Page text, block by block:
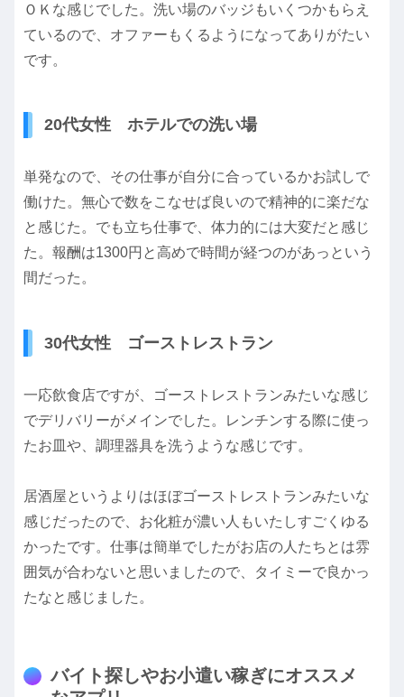
ＯＫな感じでした。洗い場のバッジもいくつかもらえ
ているので、オファーもくるようになってありがたい
です。
20代女性 ホテルでの洗い場
単発なので、その仕事が自分に合っているかお試しで
働けた。無心で数をこなせば良いので精神的に楽だな
と感じた。でも立ち仕事で、体力的には大変だと感じ
た。報酬は1300円と高めで時間が経つのがあっという
間だった。
30代女性 ゴーストレストラン
一応飲食店ですが、ゴーストレストランみたいな感じ
でデリバリーがメインでした。レンチンする際に使っ
たお皿や、調理器具を洗うような感じです。
居酒屋というよりはほぼゴーストレストランみたいな
感じだったので、お化粧が濃い人もいたしすごくゆる
かったです。仕事は簡単でしたがお店の人たちとは雰
囲気が合わないと思いましたので、タイミーで良かっ
たなと感じました。
バイト探しやお小遣い稼ぎにオススメ